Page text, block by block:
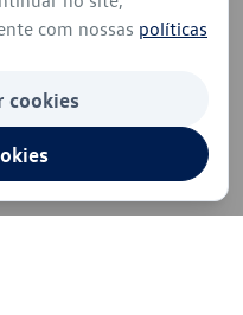
com nossas políticas
cookies